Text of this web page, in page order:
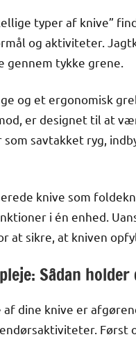
typer af knive”
og aktiviteter.
tykke grene.
og et ergonomisk
er designet til at
savtakket ryg,
knive som
i én enhed.
at sikre, at kniven
Sådan
dine knive er